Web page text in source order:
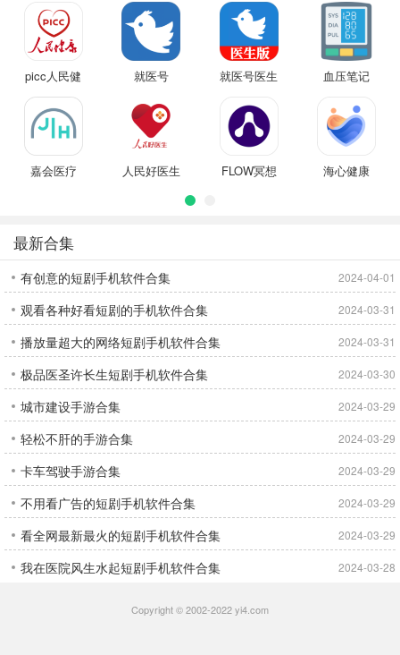
picc人民健
康
就医号
就医号医生
血压笔记
嘉会医疗 人民好医生 FLOW冥想 海心健康
最新合集
有创意的短剧手机软件合集 2024-04-01
观看各种好看短剧的手机软件合集 2024-03-31
播放量超大的网络短剧手机软件合集 2024-03-31
极品医圣许长生短剧手机软件合集 2024-03-30
城市建设手游合集 2024-03-29
轻松不肝的手游合集 2024-03-29
卡车驾驶手游合集 2024-03-29
不用看广告的短剧手机软件合集 2024-03-29
看全网最新最火的短剧手机软件合集 2024-03-29
我在医院风生水起短剧手机软件合集 2024-03-28
Copyright © 2002-2022 yi4.com